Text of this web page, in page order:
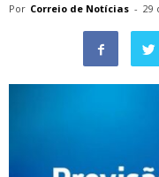
Por Correio de Notícias - 29